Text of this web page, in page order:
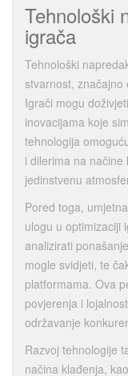
Tehnološki
igrača
Tehnološki
stvarnost, značajno
Igrači mogu
inovacijama koje
tehnologija
i dilerima na načine
jedinstvenu
Pored toga,
ulogu u optimizaciji
analizirati
mogle svidjeti, te
platformama. Ova
povjerenja i
održavanje
Razvoj tehnologije
načina klađenja,